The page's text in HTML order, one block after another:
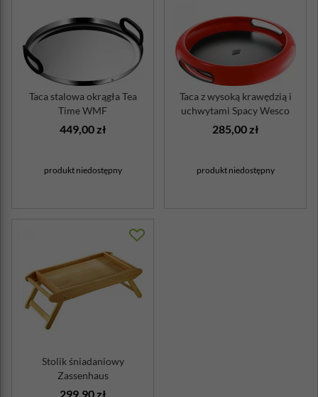
Taca stalowa okrągła Tea
Time WMF
449,00 zł
produkt niedostępny
Taca z wysoką krawędzią i
uchwytami Spacy Wesco
czerwona
285,00 zł
produkt niedostępny
Stolik śniadaniowy
Zassenhaus
299,90 zł